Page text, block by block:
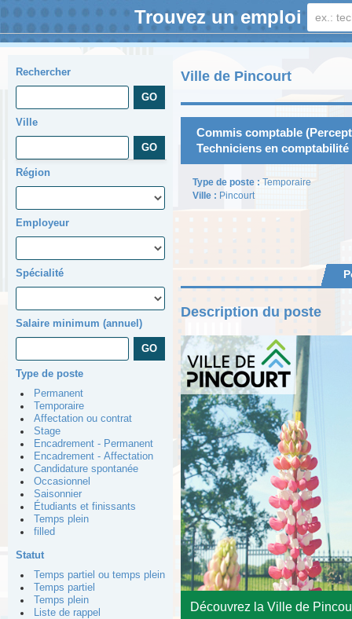
Trouvez un emploi
Rechercher
Ville
Région
Employeur
Spécialité
Salaire minimum (annuel)
Type de poste
Permanent
Temporaire
Affectation ou contrat
Stage
Encadrement - Permanent
Encadrement - Affectation
Candidature spontanée
Occasionnel
Saisonnier
Étudiants et finissants
Temps plein
filled
Statut
Temps partiel ou temps plein
Temps partiel
Temps plein
Liste de rappel
Ville de Pincourt
Commis comptable
Techniciens en comptabilité
Type de poste : Temporaire
Ville : Pincourt
Description du poste
Découvrez la Ville de